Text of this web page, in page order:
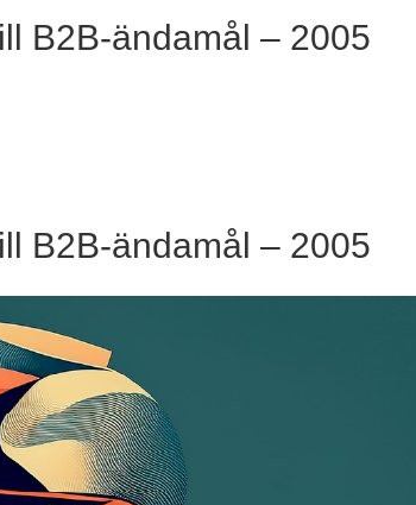
B2B-ändamål – 2005
B2B-ändamål – 2005